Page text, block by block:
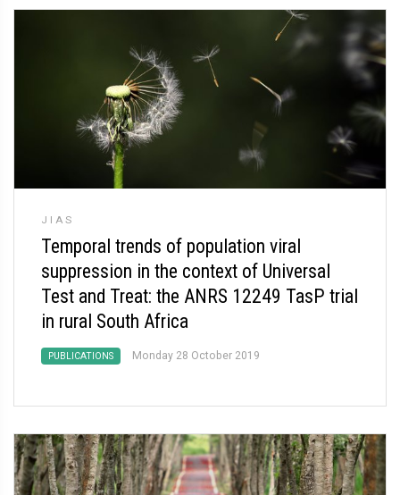
JIAS
Temporal trends of population viral
suppression in the context of Universal
Test and Treat: the ANRS 12249 TasP trial
in rural South Africa
PUBLICATIONS Monday 28 October 2019